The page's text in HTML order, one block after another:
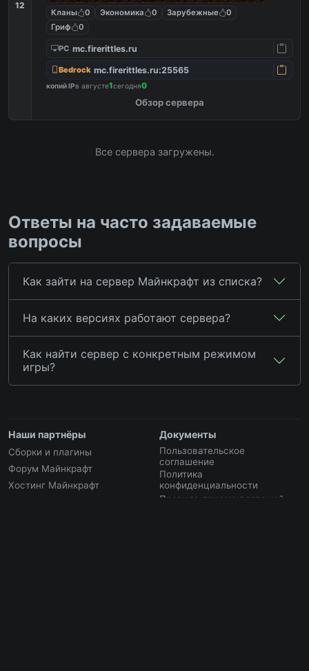
12
Кланы 0 Экономика 0 Зарубежные
0
Гриф
0
PC mc.firerittles.ru
Bedrock mc.firerittles.ru:25565
копий IPв августе1сегодня0
Обзор сервера
Все сервера загружены.
Ответы на часто задаваемые
вопросы
Как зайти на сервер Майнкрафт из списка?
На каких версиях работают сервера?
Как найти сервер с конкретным режимом
игры?
Наши партнёры
Сборки и плагины
Форум Майнкрафт
Хостинг Майнкрафт
Документы
Пользовательское
соглашение
Политика
конфиденциальности
Правила приема платежей